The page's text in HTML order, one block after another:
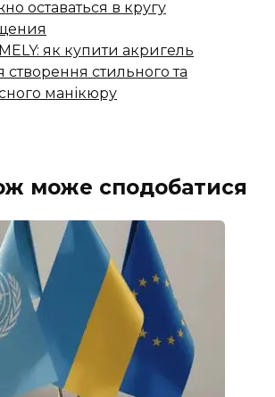
оставаться в кругу
як купити акригель
створення стильного та
манікюру
може сподобатися